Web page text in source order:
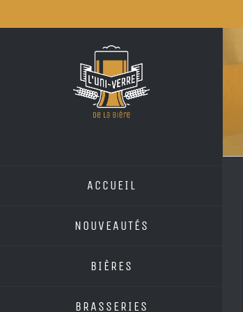
to
ACCUEIL
NOUVEAUTÉS
BIÈRES
BRASSERIES